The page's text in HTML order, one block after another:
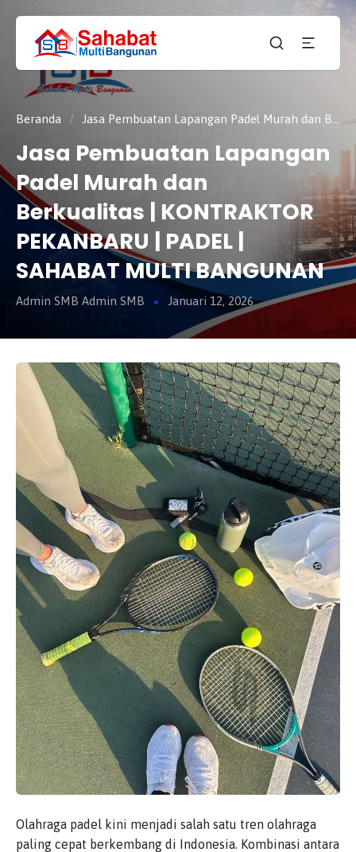
CV.
SAHABAT
MULTI
BANGUNAN
Sahabat
Pembangunan Anda
Beranda / Jasa Pembuatan Lapangan Padel Murah dan Berkualitas | KONTRAKTOR PEKANBARU | PADEL | SAHABAT MULTI BANGUNAN
Jasa Pembuatan Lapangan
Padel Murah dan
Berkualitas | KONTRAKTOR
PEKANBARU | PADEL |
SAHABAT MULTI BANGUNAN
Admin SMB Admin SMB Januari 12, 2026
Olahraga padel kini menjadi salah satu tren olahraga
paling cepat berkembang di Indonesia. Kombinasi antara